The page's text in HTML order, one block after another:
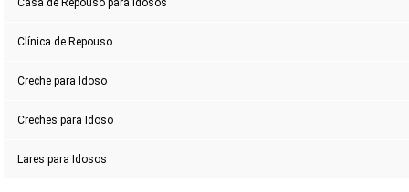
Casa de Repouso para Idosos
Clínica de Repouso
Creche para Idoso
Creches para Idoso
Lares para Idosos